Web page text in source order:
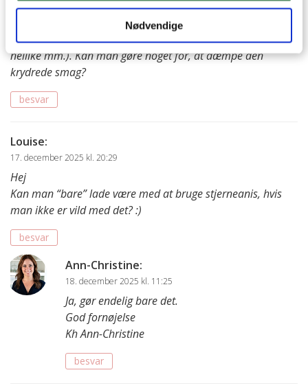
Nødvendige
Sofie:
hej. Jeg har nok fyret lidt for mange krydderier i (stjerneanis,
nellike mm.). Kan man gøre noget for, at dæmpe den
krydrede smag?
besvar
Louise:
17. december 2025 kl. 20:29
Hej
Kan man “bare” lade være med at bruge stjerneanis, hvis
man ikke er vild med det? :)
besvar
Ann-Christine:
18. december 2025 kl. 11:25
Ja, gør endelig bare det.
God fornøjelse
Kh Ann-Christine
besvar